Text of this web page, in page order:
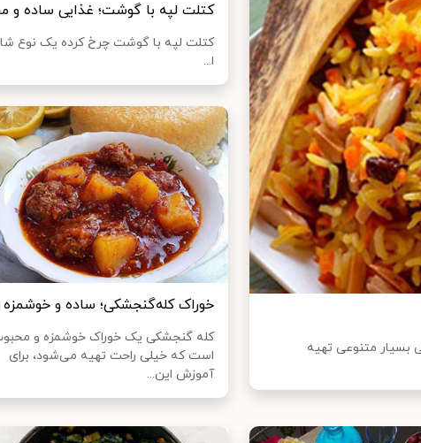
بسیار متنوعی تهیه
کتلت لپه با گوشت؛ غذایی ساده و
کتلت لپه با گوشت چرخ کرده یک نوع
ا...
خوراک کله‌گنجشکی؛ ساده و خوشمزه
کله گنجشکی یک خوراک خوشمزه و
است که خیلی راحت تهیه می‌شود، برای
آموزش این...